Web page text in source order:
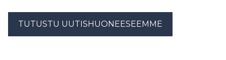
TUTUSTU UUTISHUONEESEEMME